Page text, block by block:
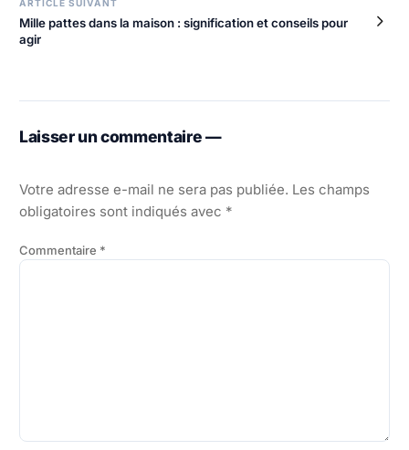
ARTICLE SUIVANT
Mille pattes dans la maison : signification et conseils pour
agir
Laisser un commentaire —
Votre adresse e-mail ne sera pas publiée. Les champs
obligatoires sont indiqués avec *
Commentaire *